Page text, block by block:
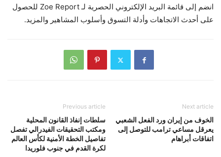
انضم إلى قائمة البريد الإلكتروني الحصرية لـ Zoe Report للحصول
على أحدث الاتجاهات وأدلة التسوق وأسلوب المشاهير والمزيد.
Previous article
سلطات إنفاذ القانون المحلية
ومكتب التحقيقات الفيدرالي تفصل
تفاصيل الخطة الأمنية لكأس العالم
لكرة القدم في جنوب فلوريدا
Next article
الخوف من إيران ورد الفعل الشعبي
يعرقل مساعي ترامب للتوصل إلى
اتفاقات أبراهام